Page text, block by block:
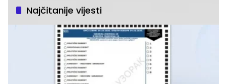
Najčitanije vijesti